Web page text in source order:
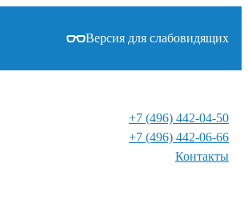
Версия для слабовидящих
+7 (496) 442-04-50
+7 (496) 442-06-66
Контакты⁠